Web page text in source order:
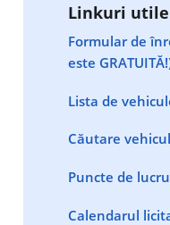
Linkuri utile
Formular de
este
Lista de
Căutare
Puncte de
Calendarul